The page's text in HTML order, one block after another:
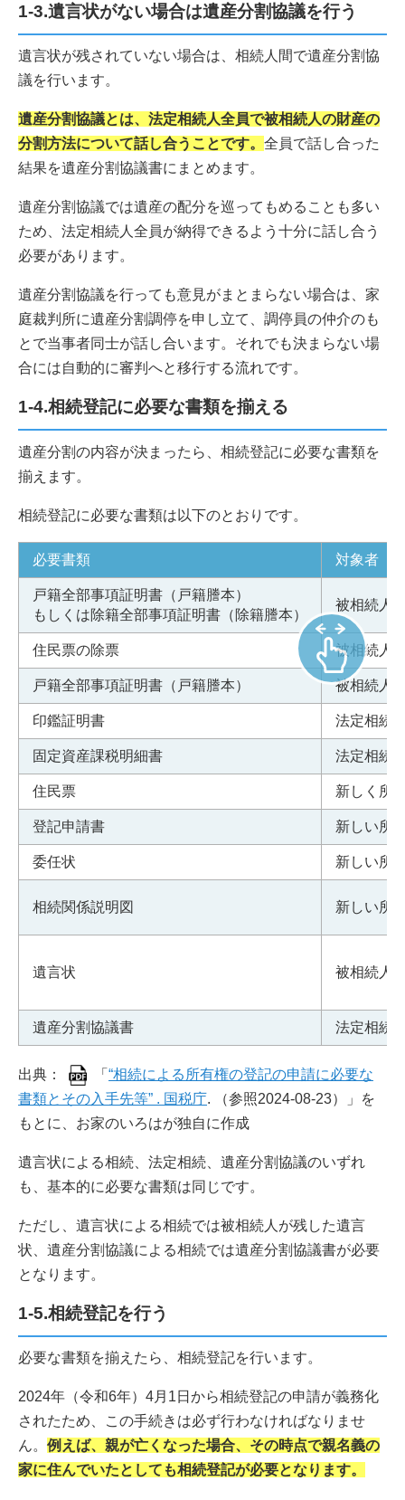
1-3.遺言状がない場合は遺産分割協議を行う
遺言状が残されていない場合は、相続人間で遺産分割協
議を行います。
遺産分割協議とは、法定相続人全員で被相続人の財産の
分割方法について話し合うことです。 全員で話し合った
結果を遺産分割協議書にまとめます。
遺産分割協議では遺産の配分を巡ってもめることも多い
ため、法定相続人全員が納得できるよう十分に話し合う
必要があります。
遺産分割協議を行っても意見がまとまらない場合は、家
庭裁判所に遺産分割調停を申し立て、調停員の仲介のも
とで当事者同士が話し合います。それでも決まらない場
合には自動的に審判へと移行する流れです。
1-4.相続登記に必要な書類を揃える
遺産分割の内容が決まったら、相続登記に必要な書類を
揃えます。
相続登記に必要な書類は以下のとおりです。
必要書類 対象者
戸籍全部事項証明書（戸籍謄本）
もしくは除籍全部事項証明書（除籍謄本）
被相続人
住民票の除票 被相続人
戸籍全部事項証明書（戸籍謄本） 被相続人
印鑑証明書 法定相続
固定資産課税明細書 法定相続
住民票 新しく所
登記申請書 新しい所
委任状 新しい所
相続関係説明図 新しい所
遺言状 被相続人
遺産分割協議書 法定相続
出典： 「 “相続による所有権の登記の申請に必要な
書類とその入手先等” . 国税庁. （参照2024-08-23）」を
もとに、お家のいろはが独自に作成
遺言状による相続、法定相続、遺産分割協議のいずれ
も、基本的に必要な書類は同じです。
ただし、遺言状による相続では被相続人が残した遺言
状、遺産分割協議による相続では遺産分割協議書が必要
となります。
1-5.相続登記を行う
必要な書類を揃えたら、相続登記を行います。
2024年（令和6年）4月1日から相続登記の申請が義務化
されたため、この手続きは必ず行わなければなりませ
ん。 例えば、親が亡くなった場合、その時点で親名義の
家に住んでいたとしても相続登記が必要となります。